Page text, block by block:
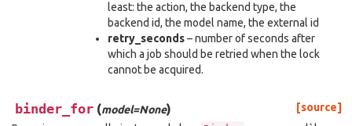
least: the action, the backend type, the
backend id, the model name, the external id
retry_seconds– number of seconds after
which a job should be retried when the lock
cannot be acquired.
binder_for (model=None)
[source]